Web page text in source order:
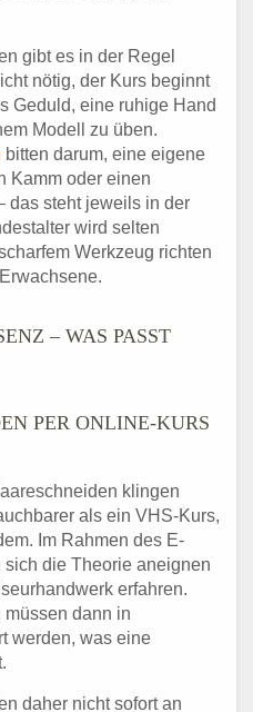
gibt es in der Regel
nötig, der Kurs beginnt
Geduld, eine ruhige Hand
Modell zu üben.
bitten darum, eine eigene
Kamm oder einen
das steht jeweils in der
wird selten
Werkzeug richten
– WAS PASST
PER ONLINE-KURS
klingen
als ein VHS-Kurs,
Im Rahmen des E-
sich die Theorie aneignen
erfahren.
dann in
werden, was eine
daher nicht sofort an